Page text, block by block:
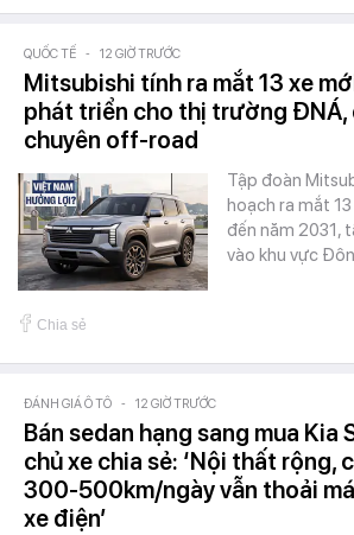
QUỐC TẾ - 12 GIỜ TRƯỚC
Mitsubishi tính ra mắt 13 xe
phát triển cho thị trường ĐNÁ,
chuyên off-road
Tập đoàn
hoạch ra mắt
đến năm 2031,
vào khu vực
Chia sẻ
ĐÁNH GIÁ Ô TÔ - 12 GIỜ TRƯỚC
Bán sedan hạng sang mua Kia
chủ xe chia sẻ: ‘Nội thất rộng,
300-500km/ngày vẫn thoải
xe điện’